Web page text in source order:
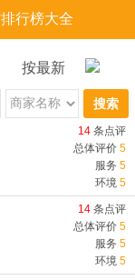
行榜大全
按最新
搜索
14 条点评
总体评价 5
服务 5
环境 5
14 条点评
总体评价 5
服务 5
环境 5